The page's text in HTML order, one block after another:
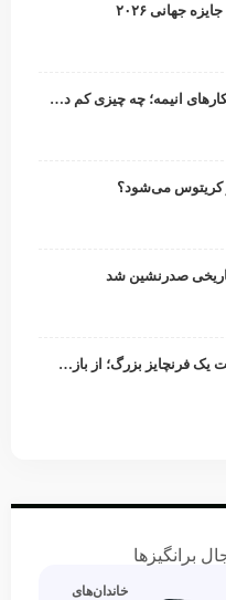
سولو لولینگ در برابر شاهکارهای انیمه؛ چه چیزی کم دارد؟
کریتوس می‌شود؟
تاریخی صدرنشین شد
Wuthering Waves و ساخت یک فرنچایز بزرگ؛ از بازی تا انیمه
برانگیزها
خاندان‌های